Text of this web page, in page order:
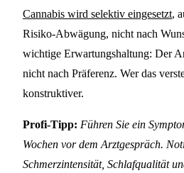
Cannabis wird selektiv eingesetzt,
Risiko-Abwägung, nicht nach
wichtige Erwartungshaltung: Der
nicht nach Präferenz. Wer das
konstruktiver.
Profi-Tipp: Führen Sie ein
Wochen vor dem Arztgespräch.
Schmerzintensität, Schlafqualität